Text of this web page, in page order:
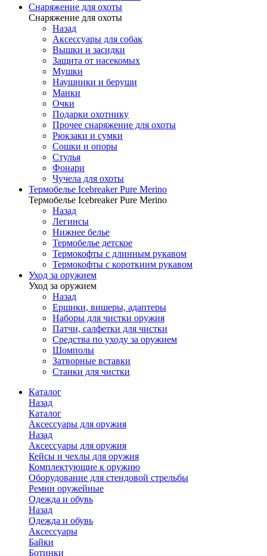
Снаряжение для охоты
Снаряжение для охоты
Назад
Аксессуары для собак
Вышки и засидки
Защита от насекомых
Мушки
Наушники и беруши
Манки
Очки
Подарки охотнику
Прочее снаряжение для охоты
Рюкзаки и сумки
Сошки и опоры
Стулья
Фонари
Чучела для охоты
Термобелье Icebreaker Pure Merino
Термобелье Icebreaker Pure Merino
Назад
Легинсы
Нижнее белье
Термобелье детское
Термокофты с длинным рукавом
Термокофты с короткиим рукавом
Уход за оружием
Уход за оружием
Назад
Ершики, вишеры, адаптеры
Наборы для чистки оружия
Патчи, салфетки для чистки
Средства по уходу за оружием
Шомполы
Затворные вставки
Станки для чистки
Каталог
Назад
Каталог
Аксессуары для оружия
Назад
Аксессуары для оружия
Кейсы и чехлы для оружия
Комплектующие к оружию
Оборудование для стендовой стрельбы
Ремни оружейные
Одежда и обувь
Назад
Одежда и обувь
Аксессуары
Байки
Ботинки